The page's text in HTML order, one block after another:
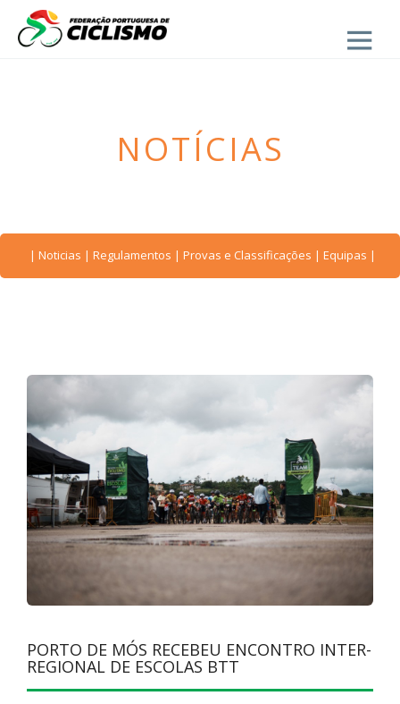
Close
- Escolas
NOTÍCIAS
| Noticias | Regulamentos | Provas e Classificações | Equipas |
PORTO DE MÓS RECEBEU ENCONTRO INTER-
REGIONAL DE ESCOLAS BTT